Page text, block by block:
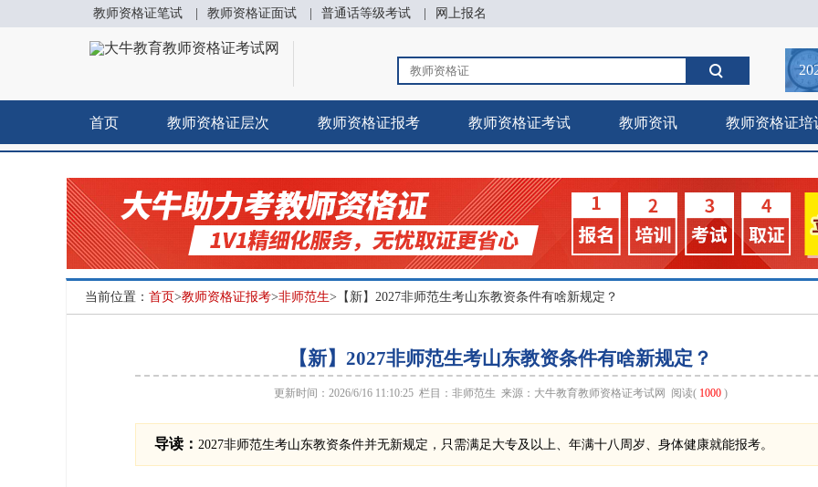
教师资格证笔试 教师资格证面试 普通话等级考试 网上报名
首页 教师资格证层次 教师资格证报考 教师资格证考试 教师资讯 教师资格证培
当前位置： 首页>教师资格证报考>非师范生>【新】2027非师范生考山东教资条件有啥新规定？
【新】2027非师范生考山东教资条件有啥新规定？
更新时间：2026/6/16 11:10:25 栏目： 非师范生 来源： 大牛教育教师资格证考试网 阅读( 1000 )
导读： 2027非师范生考山东教资条件并无新规定，只需满足大专及以上、年满十八周岁、身体健康就能报考。